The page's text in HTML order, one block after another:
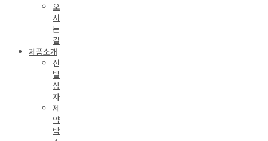
오
시
는
길
제품소개
신
발
상
자
제
약
박